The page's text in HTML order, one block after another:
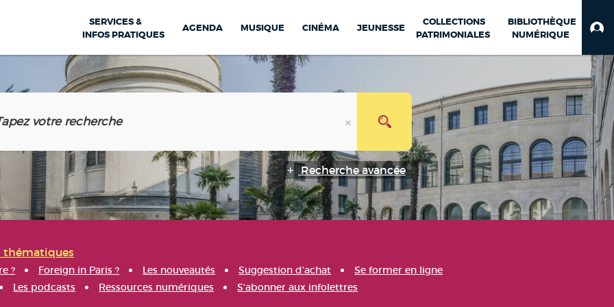
SERVICES &
INFOS PRATIQUES
AGENDA MUSIQUE CINÉMA JEUNESSE
COLLECTIONS
PATRIMONIALES
BIBLIOTHÈQUE
NUMÉRIQUE
Recherche avancée
thématiques
? Foreign in Paris ? Les nouveautés Suggestion d'achat
Se former en ligne
Les podcasts Ressources numériques S'abonner aux infolettres